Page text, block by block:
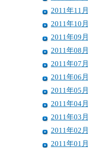
2011年11月
2011年10月
2011年09月
2011年08月
2011年07月
2011年06月
2011年05月
2011年04月
2011年03月
2011年02月
2011年01月